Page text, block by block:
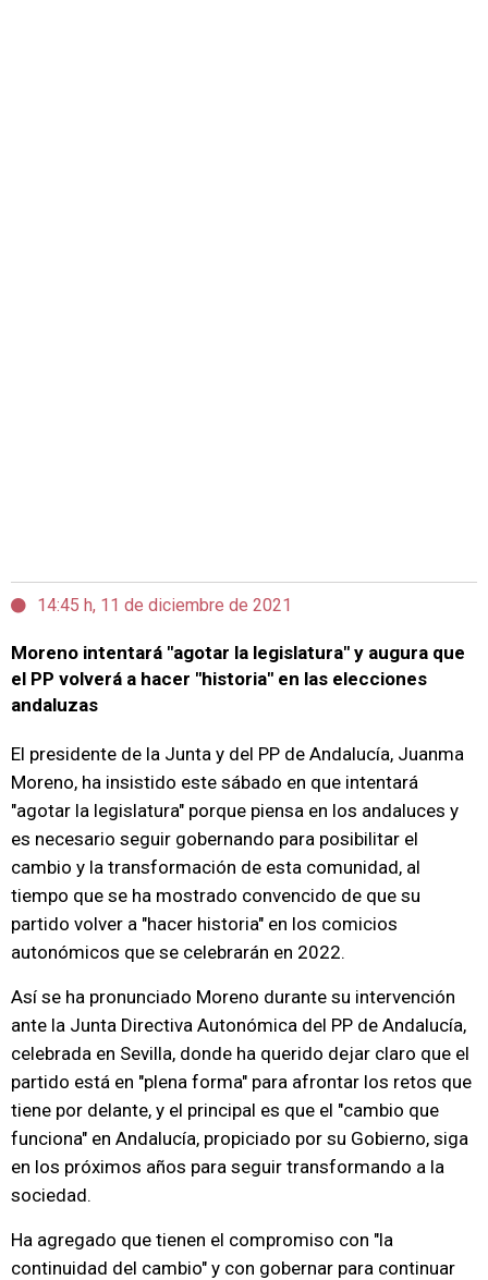
14:45 h, 11 de diciembre de 2021
Moreno intentará "agotar la legislatura" y augura que
el PP volverá a hacer "historia" en las elecciones
andaluzas
El presidente de la Junta y del PP de Andalucía, Juanma
Moreno, ha insistido este sábado en que intentará
"agotar la legislatura" porque piensa en los andaluces y
es necesario seguir gobernando para posibilitar el
cambio y la transformación de esta comunidad, al
tiempo que se ha mostrado convencido de que su
partido volver a "hacer historia" en los comicios
autonómicos que se celebrarán en 2022.
Así se ha pronunciado Moreno durante su intervención
ante la Junta Directiva Autonómica del PP de Andalucía,
celebrada en Sevilla, donde ha querido dejar claro que el
partido está en "plena forma" para afrontar los retos que
tiene por delante, y el principal es que el "cambio que
funciona" en Andalucía, propiciado por su Gobierno, siga
en los próximos años para seguir transformando a la
sociedad.
Ha agregado que tienen el compromiso con "la
continuidad del cambio" y con gobernar para continuar